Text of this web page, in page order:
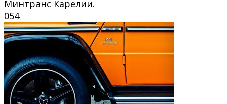
Минтранс Карелии.
054